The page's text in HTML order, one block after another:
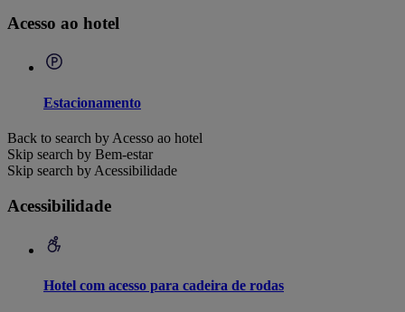
Acesso ao hotel
Estacionamento
Back to search by Acesso ao hotel
Skip search by Bem-estar
Skip search by Acessibilidade
Acessibilidade
Hotel com acesso para cadeira de rodas